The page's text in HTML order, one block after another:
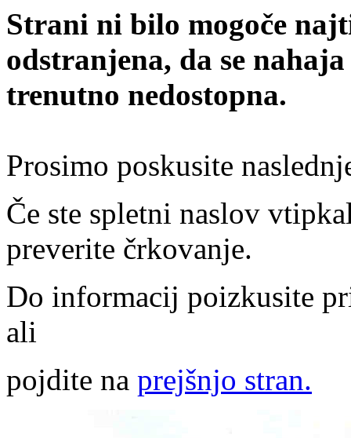
Strani ni bilo mogoče
odstranjena, da se
trenutno nedostopna.
Prosimo poskusite
Če ste spletni naslov
preverite črkovanje.
Do informacij poizkusite
ali
pojdite na prejšnjo stran.